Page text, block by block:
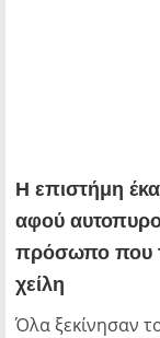
Η επιστήμη
αφού
πρόσωπο που
χείλη
Όλα ξεκίνησαν